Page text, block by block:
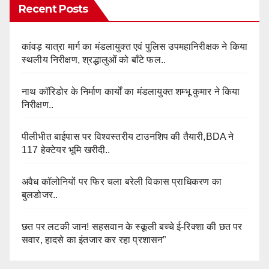
Recent Posts
कांवड़ यात्रा मार्ग का मंडलायुक्त एवं पुलिस उपमहानिरीक्षक ने किया
स्थलीय निरीक्षण, श्रद्धालुओं को बाँटे फल..
नाथ कॉरिडोर के निर्माण कार्यों का मंडलायुक्त शम्भू कुमार ने किया
निरीक्षण..
पीलीभीत बाईपास पर विश्वस्तरीय टाउनशिप की तैयारी,BDA ने
117 हेक्टेयर भूमि खरीदी..
अवैध कॉलोनियों पर फिर चला बरेली विकास प्राधिकरण का
बुलडोजर..
छत पर लटकी जान! सहसवान के स्कूली बच्चे ई-रिक्शा की छत पर
सवार, हादसे का इंतजार कर रहा प्रशासन”